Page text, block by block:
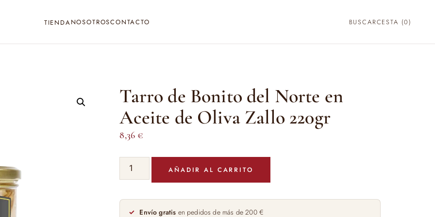
TIENDANOSOTROSCONTACTO BUSCARCESTA (0)
Tarro de Bonito del Norte en
Aceite de Oliva Zallo 220gr
8,36 €
Tarro
del
Norte
AÑADIR AL CARRITO
Envío gratis en pedidos de más de 200 €